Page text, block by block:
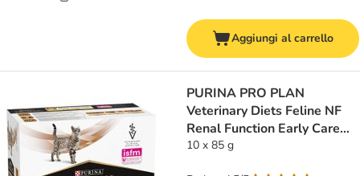
Aggiungi al carrello
PURINA PRO PLAN
Veterinary Diets Feline NF
Renal Function Early Care
Pollo
10 x 85 g